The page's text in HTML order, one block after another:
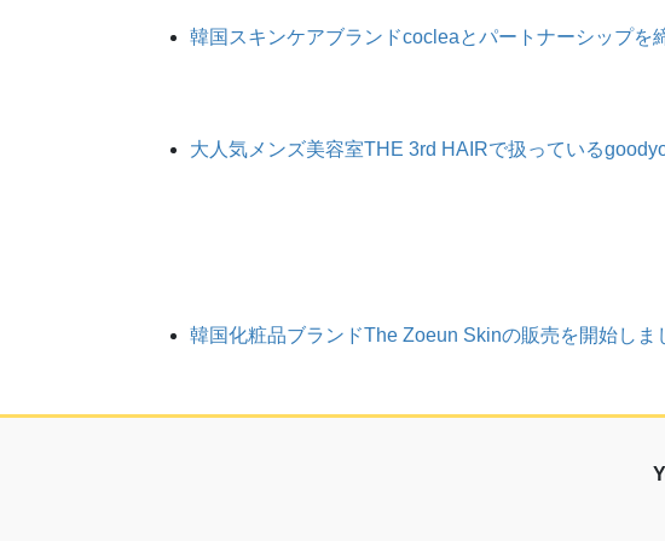
韓国スキンケアブランドcocleaとパートナーシップを
大人気メンズ美容室THE 3rd HAIRで扱っている
韓国化粧品ブランドThe Zoeun Skinの販売を開始しま